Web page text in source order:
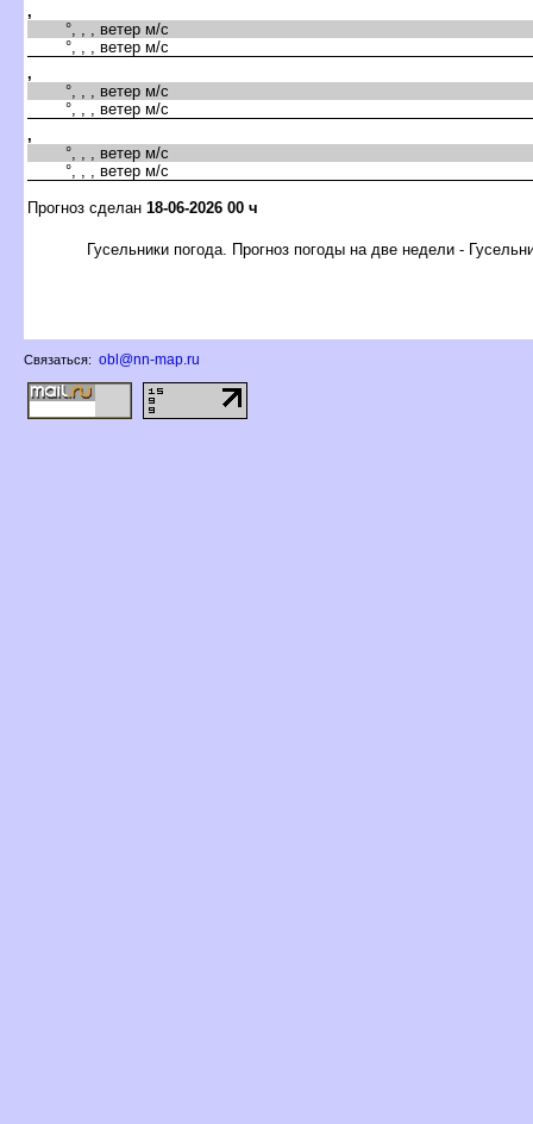
,
°, , , ветер м/с
°, , , ветер м/с
,
°, , , ветер м/с
°, , , ветер м/с
,
°, , , ветер м/с
°, , , ветер м/с
Прогноз сделан 18-06-2026 00 ч
Гусельники погода. Прогноз погоды на две недели -
Связаться: obl@nn-map.ru